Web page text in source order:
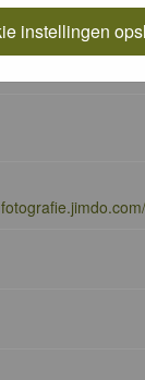
instellingen
Maassen
Maassen
Jurgen Maassen